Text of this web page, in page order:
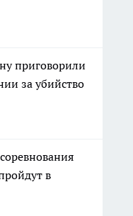
приговорили
за убийство
в